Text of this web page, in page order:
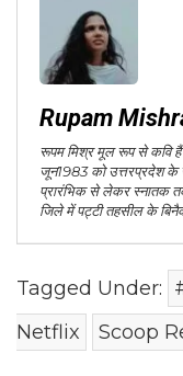
Rupam
रूपम मिश्र मूल रूप से कवि हैं
जून1983 को उत्तरप्रदेश के
प्रारंभिक से लेकर स्नातक तक
जिले में पट्टी तहसील के
Tagged Under:
Netflix
Scoop